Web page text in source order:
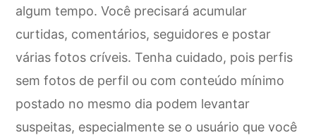
algum tempo. Você precisará acumular
curtidas, comentários, seguidores e postar
várias fotos críveis. Tenha cuidado, pois perfis
sem fotos de perfil ou com conteúdo mínimo
postado no mesmo dia podem levantar
suspeitas, especialmente se o usuário que você